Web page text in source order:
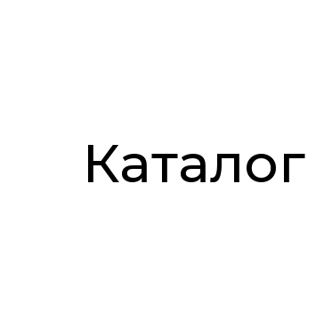
Каталог